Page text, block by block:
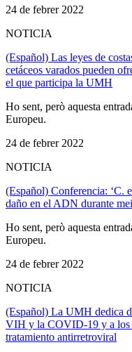
24 de febrer 2022
NOTICIA
(Español) Las leyes de
cetáceos varados pueden
el que participa la UMH
Ho sent, però aquesta
Europeu.
24 de febrer 2022
NOTICIA
(Español) Conferencia: ‘C.
daño en el ADN durante
Ho sent, però aquesta
Europeu.
24 de febrer 2022
NOTICIA
(Español) La UMH dedica
VIH y la COVID-19 y a los
tratamiento antirretroviral